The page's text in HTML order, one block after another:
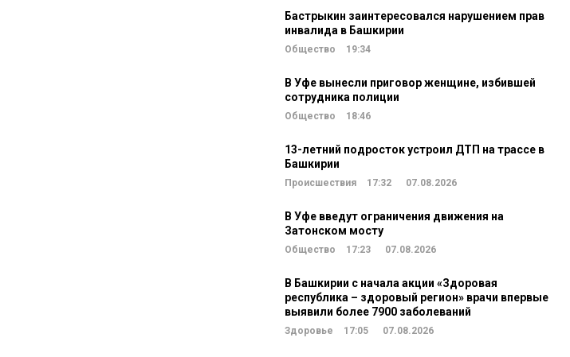
Бастрыкин заинтересовался нарушением прав
инвалида в Башкирии
Общество 19:34
В Уфе вынесли приговор женщине, избившей
сотрудника полиции
Общество 18:46
13-летний подросток устроил ДТП на трассе в
Башкирии
Происшествия 17:32 07.08.2026
В Уфе введут ограничения движения на
Затонском мосту
Общество 17:23 07.08.2026
В Башкирии с начала акции «Здоровая
республика – здоровый регион» врачи впервые
выявили более 7900 заболеваний
Здоровье 17:05 07.08.2026